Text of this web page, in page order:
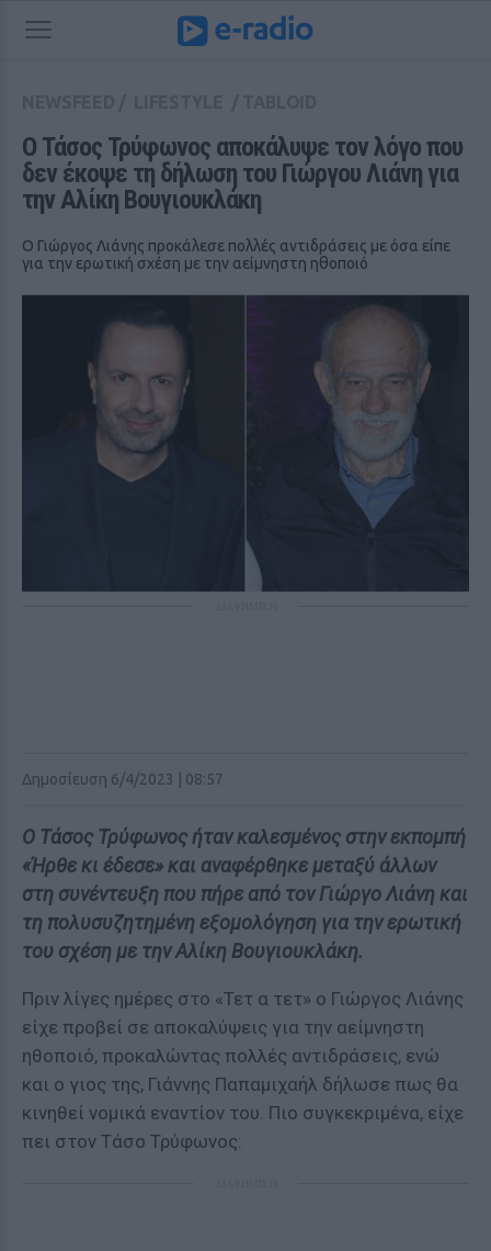
O Τάσος Τρύφωνος αποκάλυψε τον λόγο που
δεν έκοψε τη δήλωση του Γιώργου Λιάνη για
την Αλίκη Βουγιουκλάκη
Ο Γιώργος Λιάνης προκάλεσε πολλές αντιδράσεις με όσα είπε
για την ερωτική σχέση με την αείμνηστη ηθοποιό
Δημοσίευση 6/4/2023 | 08:57
O Τάσος Τρύφωνος ήταν καλεσμένος στην εκπομπή
«Ήρθε κι έδεσε» και αναφέρθηκε μεταξύ άλλων
στη συνέντευξη που πήρε από τον Γιώργο Λιάνη και
τη πολυσυζητημένη εξομολόγηση για την ερωτική
του σχέση με την Αλίκη Βουγιουκλάκη.
Πριν λίγες ημέρες στο «Τετ α τετ» ο Γιώργος Λιάνης
είχε προβεί σε αποκαλύψεις για την αείμνηστη
ηθοποιό, προκαλώντας πολλές αντιδράσεις, ενώ
και ο γιος της, Γιάννης Παπαμιχαήλ δήλωσε πως θα
κινηθεί νομικά εναντίον του. Πιο συγκεκριμένα, είχε
πει στον Τάσο Τρύφωνος: